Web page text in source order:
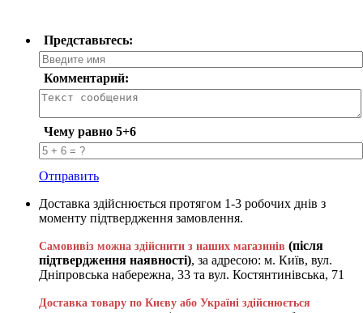
Представьтесь:
Комментарий:
Чему равно 5+6
Отправить
Доставка здійснюється протягом 1-3 робочих днів з
моменту підтвердження замовлення.
Самовивіз можна здійснити з наших магазинів (після
підтвердження наявності), за адресою: м. Київ, вул.
Дніпровська набережна, 33 та вул. Костянтинівська, 71
Доставка товару по Києву або Україні здійснюється